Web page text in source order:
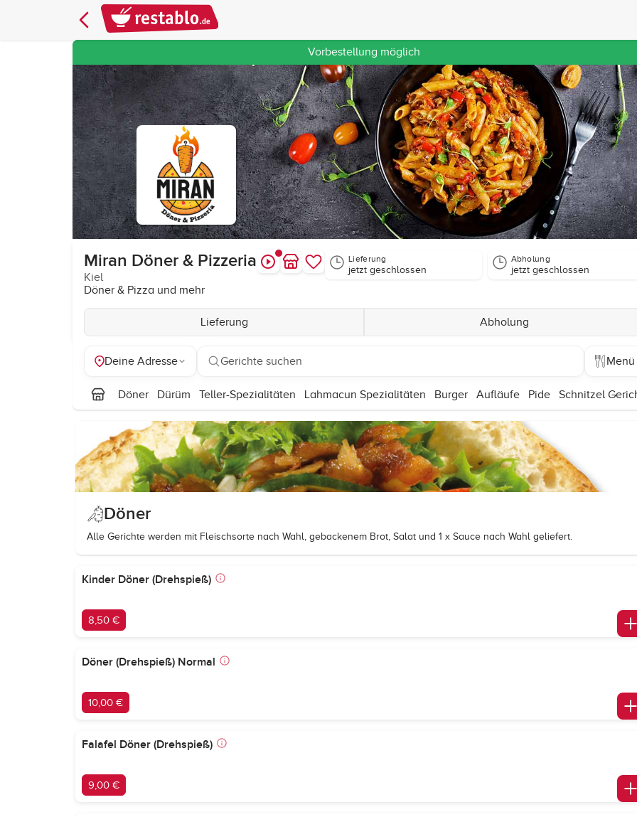
Vorbestellung möglich
Miran Döner & Pizzeria
Kiel
Döner & Pizza und mehr
Lieferung
jetzt geschlossen
Abholung
jetzt geschlossen
Lieferung Abholung
Deine Adresse Gerichte suchen Menü
Döner Dürüm Teller-Spezialitäten Lahmacun Spezialitäten Burger Aufläufe Pide Schnitzel
Döner
Alle Gerichte werden mit Fleischsorte nach Wahl, gebackenem Brot, Salat und 1 x Sauce nach Wahl geliefert.
Kinder Döner (Drehspieß)
8,50 €
Döner (Drehspieß) Normal
10,00 €
Falafel Döner (Drehspieß)
9,00 €